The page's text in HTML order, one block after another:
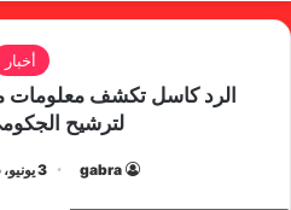
أخبار
الرد كاسل تكشف معلومات
لترشيح
gabra 3 يونيو، 2025